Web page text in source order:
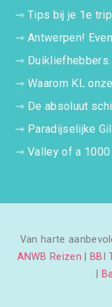
⇾Tips bij je 1e
⇾Antwerpen!
⇾
⇾Waarom KL
⇾ De absoluut
⇾ Paradijselijke
⇾Valley of a
Van harte
ANWB Reizen
BBI